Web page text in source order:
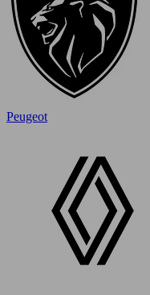
Peugeot